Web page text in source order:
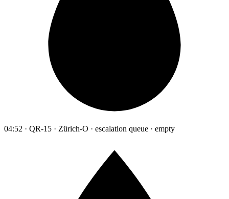
04:52 · QR-15 · Zürich-O · escalation queue · empty